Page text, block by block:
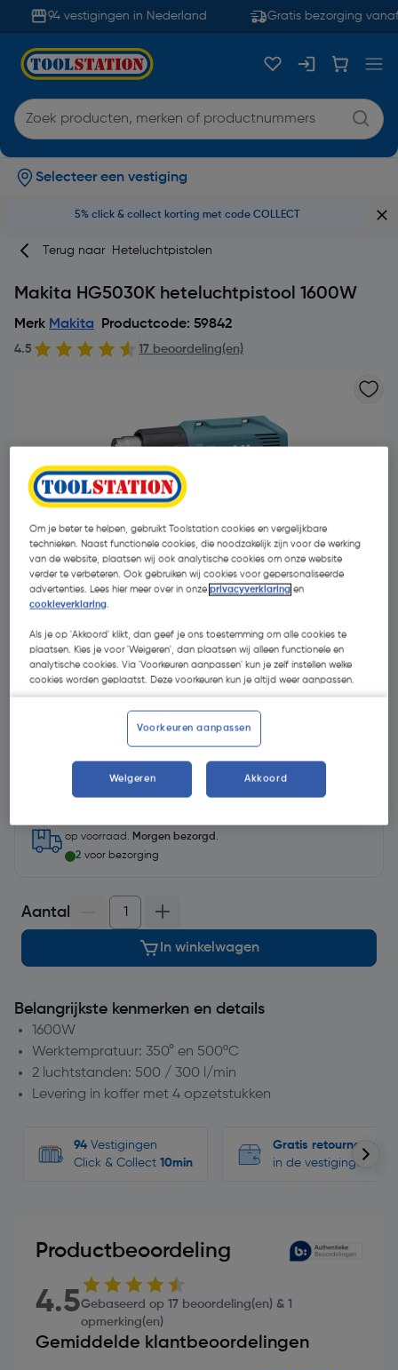
94 vestigingen in Nederland Gratis bezorging vanaf
Selecteer een vestiging
5% click & collect korting met code COLLECT
Terug naar Heteluchtpistolen
Makita HG5030K heteluchtpistool 1600W
Merk Makita Productcode: 59842
4.5 17 beoordeling(en)
€ 79,95| Excl. btw € 66,07
Selecteer winkel - Bekijk voorraadniveaus en haal binnen 10
minuten op
Selecteer vestiging
op voorraad. Morgen bezorgd .
2 voor bezorging
Aantal
In winkelwagen
Belangrijkste kenmerken en details
1600W
Werktempratuur: 350° en 500ºC
2 luchtstanden: 500 / 300 l/min
Levering in koffer met 4 opzetstukken
94 Vestigingen
Click & Collect 10min
Gratis retourneren
in de vestigingen
Productbeoordeling
4.5Gebaseerd op 17 beoordeling(en) & 1
opmerking(en)
Gemiddelde klantbeoordelingen
Om je beter te helpen, gebruikt Toolstation cookies en vergelijkbare
technieken. Naast functionele cookies, die noodzakelijk zijn voor de werking
van de website, plaatsen wij ook analytische cookies om onze website
verder te verbeteren. Ook gebruiken wij cookies voor gepersonaliseerde
advertenties. Lees hier meer over in onzeprivacyverklaring en
cookieverklaring.
Als je op 'Akkoord' klikt, dan geef je ons toestemming om alle cookies te
plaatsen. Kies je voor 'Weigeren', dan plaatsen wij alleen functionele en
analytische cookies. Via 'Voorkeuren aanpassen' kun je zelf instellen welke
cookies worden geplaatst. Deze voorkeuren kun je altijd weer aanpassen.
Voorkeuren aanpassen
Weigeren Akkoord